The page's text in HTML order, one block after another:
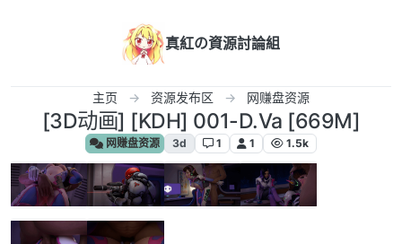
真紅の資源討論組
主页 资源发布区 网赚盘资源
[3D动画] [KDH] 001-D.Va [669M]
网赚盘资源 3d 1 1 1.5k